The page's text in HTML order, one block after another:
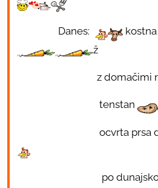
Danes:
ž
z domačimi
tenstan
ocvrta prsa
po